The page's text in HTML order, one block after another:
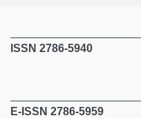
ISSN 2786-5940
E-ISSN 2786-5959